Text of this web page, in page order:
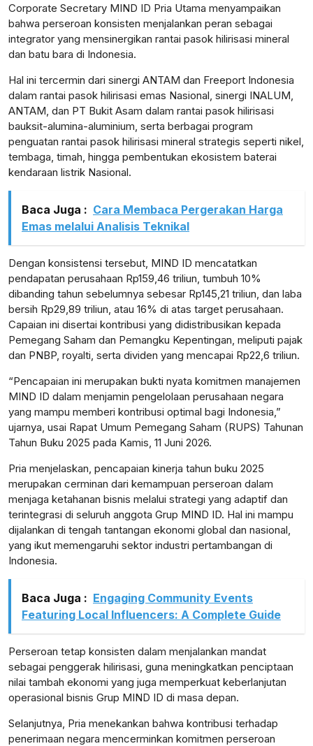
postsumatera.id
lensabidik.com
Corporate Secretary MIND ID Pria Utama menyampaikan
bahwa perseroan konsisten menjalankan peran sebagai
integrator yang mensinergikan rantai pasok hilirisasi mineral
dan batu bara di Indonesia.
Hal ini tercermin dari sinergi ANTAM dan Freeport Indonesia
dalam rantai pasok hilirisasi emas Nasional, sinergi INALUM,
ANTAM, dan PT Bukit Asam dalam rantai pasok hilirisasi
bauksit-alumina-aluminium, serta berbagai program
penguatan rantai pasok hilirisasi mineral strategis seperti nikel,
tembaga, timah, hingga pembentukan ekosistem baterai
kendaraan listrik Nasional.
Baca Juga : Cara Membaca Pergerakan Harga
Emas melalui Analisis Teknikal
Dengan konsistensi tersebut, MIND ID mencatatkan
pendapatan perusahaan Rp159,46 triliun, tumbuh 10%
dibanding tahun sebelumnya sebesar Rp145,21 triliun, dan laba
bersih Rp29,89 triliun, atau 16% di atas target perusahaan.
Capaian ini disertai kontribusi yang didistribusikan kepada
Pemegang Saham dan Pemangku Kepentingan, meliputi pajak
dan PNBP, royalti, serta dividen yang mencapai Rp22,6 triliun.
“Pencapaian ini merupakan bukti nyata komitmen manajemen
MIND ID dalam menjamin pengelolaan perusahaan negara
yang mampu memberi kontribusi optimal bagi Indonesia,”
ujarnya, usai Rapat Umum Pemegang Saham (RUPS) Tahunan
Tahun Buku 2025 pada Kamis, 11 Juni 2026.
Pria menjelaskan, pencapaian kinerja tahun buku 2025
merupakan cerminan dari kemampuan perseroan dalam
menjaga ketahanan bisnis melalui strategi yang adaptif dan
terintegrasi di seluruh anggota Grup MIND ID. Hal ini mampu
dijalankan di tengah tantangan ekonomi global dan nasional,
yang ikut memengaruhi sektor industri pertambangan di
Indonesia.
Baca Juga : Engaging Community Events
Featuring Local Influencers: A Complete Guide
Perseroan tetap konsisten dalam menjalankan mandat
sebagai penggerak hilirisasi, guna meningkatkan penciptaan
nilai tambah ekonomi yang juga memperkuat keberlanjutan
operasional bisnis Grup MIND ID di masa depan.
Selanjutnya, Pria menekankan bahwa kontribusi terhadap
penerimaan negara mencerminkan komitmen perseroan